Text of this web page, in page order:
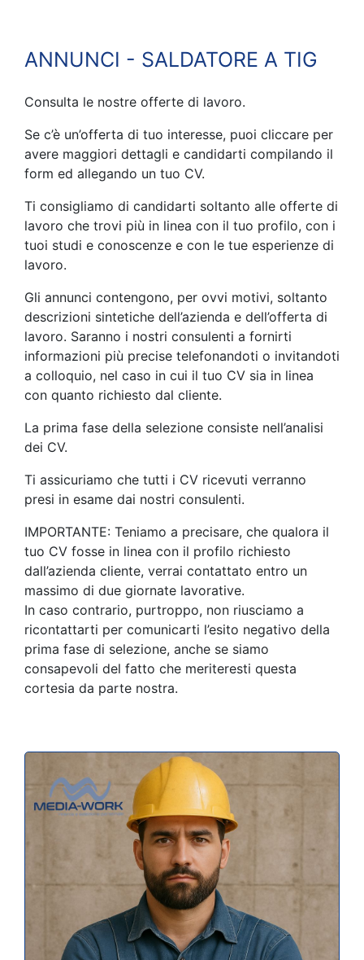
ANNUNCI - SALDATORE A TIG
Consulta le nostre offerte di lavoro.
Se c’è un’offerta di tuo interesse, puoi cliccare per
avere maggiori dettagli e candidarti compilando il
form ed allegando un tuo CV.
Ti consigliamo di candidarti soltanto alle offerte di
lavoro che trovi più in linea con il tuo profilo, con i
tuoi studi e conoscenze e con le tue esperienze di
lavoro.
Gli annunci contengono, per ovvi motivi, soltanto
descrizioni sintetiche dell’azienda e dell’offerta di
lavoro. Saranno i nostri consulenti a fornirti
informazioni più precise telefonandoti o invitandoti
a colloquio, nel caso in cui il tuo CV sia in linea
con quanto richiesto dal cliente.
La prima fase della selezione consiste nell’analisi
dei CV.
Ti assicuriamo che tutti i CV ricevuti verranno
presi in esame dai nostri consulenti.
IMPORTANTE: Teniamo a precisare, che qualora il
tuo CV fosse in linea con il profilo richiesto
dall’azienda cliente, verrai contattato entro un
massimo di due giornate lavorative.
In caso contrario, purtroppo, non riusciamo a
ricontattarti per comunicarti l’esito negativo della
prima fase di selezione, anche se siamo
consapevoli del fatto che meriteresti questa
cortesia da parte nostra.